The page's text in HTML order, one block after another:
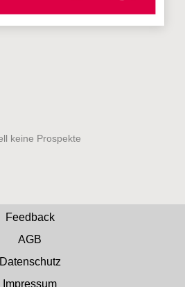
Feedback
AGB
Datenschutz
Impressum